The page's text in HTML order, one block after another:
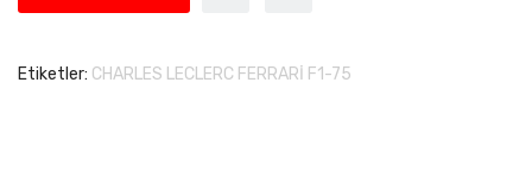
Etiketler: CHARLES LECLERC FERRARİ F1-75